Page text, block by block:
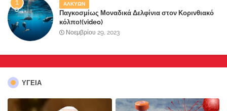
ΑΛΚΥΩΝ
Παγκοσμίως Μοναδικά Δελφίνια στον Κορινθιακό
κόλπο!(video)
Νοεμβρίου 29, 2023
ΥΓΕΙΑ